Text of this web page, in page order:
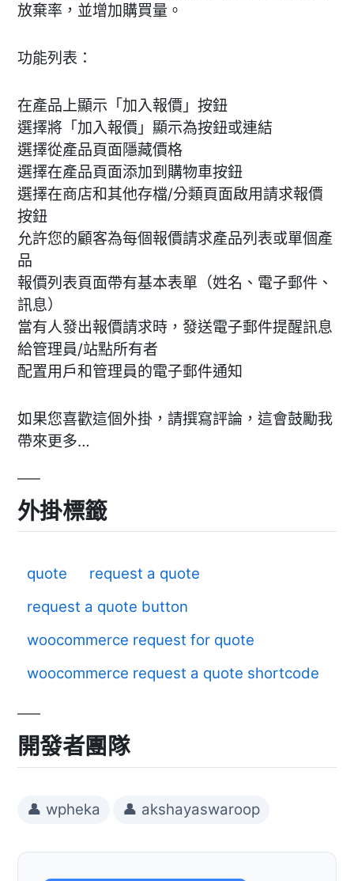
放棄率，並增加購買量。
功能列表：
在產品上顯示「加入報價」按鈕
選擇將「加入報價」顯示為按鈕或連結
選擇從產品頁面隱藏價格
選擇在產品頁面添加到購物車按鈕
選擇在商店和其他存檔/分類頁面啟用請求報價
按鈕
允許您的顧客為每個報價請求產品列表或單個產
品
報價列表頁面帶有基本表單（姓名、電子郵件、
訊息）
當有人發出報價請求時，發送電子郵件提醒訊息
給管理員/站點所有者
配置用戶和管理員的電子郵件通知
如果您喜歡這個外掛，請撰寫評論，這會鼓勵我
帶來更多…
外掛標籤
quote
request a quote
request a quote button
woocommerce request for quote
woocommerce request a quote shortcode
開發者團隊
👤 wpheka 👤 akshayaswaroop